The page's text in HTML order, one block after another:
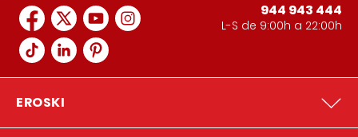
944 943 444
L-S de 9:00h a 22:00h
EROSKI